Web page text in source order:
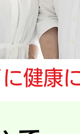
健康に